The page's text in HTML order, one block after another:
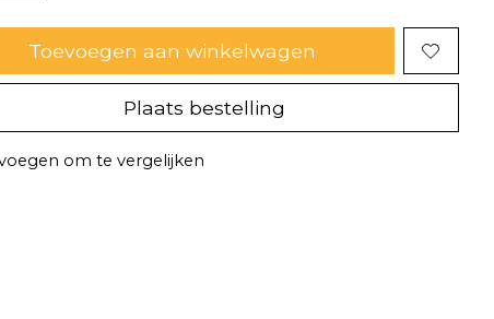
Toevoegen aan winkelwagen
Plaats bestelling
om te vergelijken